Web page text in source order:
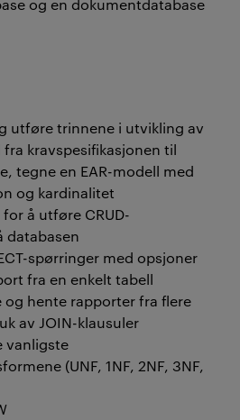
og en dokumentdatabase
utføre trinnene i utvikling av
fra kravspesifikasjonen til
tegne en EAR-modell med
og kardinalitet
å utføre CRUD-
databasen
spørringer med opsjoner
fra en enkelt tabell
og hente rapporter fra flere
av JOIN-klausuler
vanligste
(UNF, 1NF, 2NF, 3NF,